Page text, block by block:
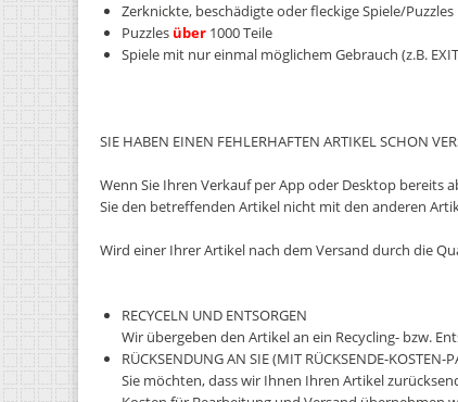
Zerknickte, beschädigte oder fleckige Spiele/Puzzles
Puzzles über 1000 Teile
Spiele mit nur einmal möglichem Gebrauch (z.B.
SIE HABEN EINEN FEHLERHAFTEN ARTIKEL SCHON
Wenn Sie Ihren Verkauf per App oder Desktop bereits
Sie den betreffenden Artikel nicht mit den anderen
Wird einer Ihrer Artikel nach dem Versand durch die
RECYCELN UND ENTSORGEN
Wir übergeben den Artikel an ein Recycling- bzw.
RÜCKSENDUNG AN SIE (MIT RÜCKSENDE-KOSTEN-
Sie möchten, dass wir Ihnen Ihren Artikel